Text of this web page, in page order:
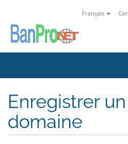
Français
Enregistrer
domaine